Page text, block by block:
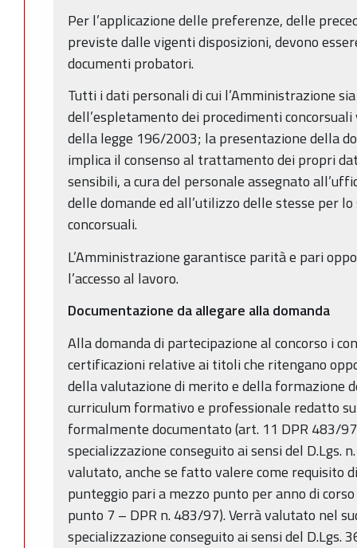
Per l’applicazione delle preferenze, delle
previste dalle vigenti disposizioni, devono
documenti probatori.
Tutti i dati personali di cui l’Amministrazione
dell’espletamento dei procedimenti
della legge 196/2003; la presentazione della
implica il consenso al trattamento dei propri
sensibili, a cura del personale assegnato
delle domande ed all’utilizzo delle stesse per
concorsuali.
L’Amministrazione garantisce parità e pari
l’accesso al lavoro.
Documentazione da allegare alla domanda
Alla domanda di partecipazione al concorso i
certificazioni relative ai titoli che ritengano
della valutazione di merito e della formazione
curriculum formativo e professionale redatto
formalmente documentato (art. 11 DPR 483/
specializzazione conseguito ai sensi del
valutato, anche se fatto valere come requisito
punteggio pari a mezzo punto per anno di
punto 7 – DPR n. 483/97). Verrà valutato nel
specializzazione conseguito ai sensi del D.Lgs.